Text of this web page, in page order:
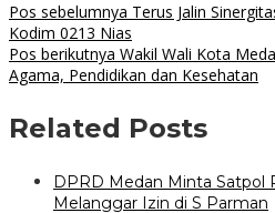
Pos sebelumnya Terus Jalin
Kodim 0213 Nias
Pos berikutnya Wakil Wali Kota
Agama, Pendidikan dan Kesehatan
Related Posts
DPRD Medan Minta Satpol
Melanggar Izin di S Parman